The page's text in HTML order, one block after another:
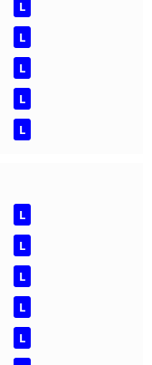
L
L
L
L
L
L
L
L
L
L